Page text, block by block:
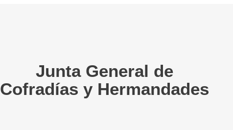
Junta General de
Cofradías y Hermandades